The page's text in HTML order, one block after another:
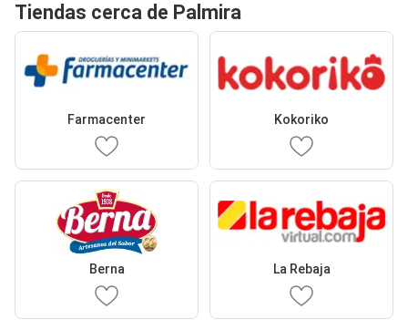
Tiendas cerca de Palmira
Farmacenter Kokoriko
Berna La Rebaja